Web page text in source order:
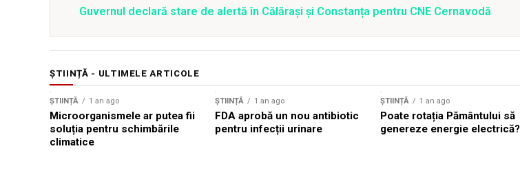
Guvernul declară stare de alertă în Călărași și Constanța pentru CNE Cernavodă
ȘTIINȚĂ - ULTIMELE ARTICOLE
ȘTIINȚĂ 1 an ago
Microorganismele ar putea fii
soluția pentru schimbările
climatice
ȘTIINȚĂ 1 an ago
FDA aprobă un nou antibiotic
pentru infecții urinare
ȘTIINȚĂ 1 an ago
Poate rotația Pământului să
genereze energie electrică?